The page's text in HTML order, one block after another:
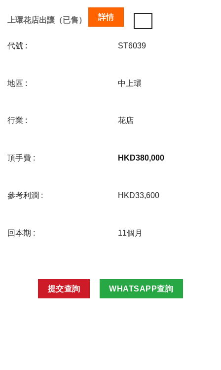
上環花店出讓（已售） 詳情
代號 : ST6039
地區 : 中上環
行業 : 花店
頂手費 : HKD380,000
參考利潤 : HKD33,600
回本期 : 11個月
提交查詢 WHATSAPP查詢